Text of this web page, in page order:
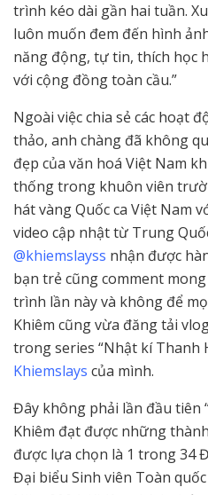
trình kéo dài gần hai tuần.
luôn muốn đem đến hình
năng động, tự tin, thích học
với cộng đồng toàn cầu.”
Ngoài việc chia sẻ các hoạt
thảo, anh chàng đã không
đẹp của văn hoá Việt Nam
thống trong khuôn viên
hát vàng Quốc ca Việt Nam
video cập nhật từ Trung
@khiemslayss nhận được
bạn trẻ cũng comment
trình lần này và không để
Khiêm cũng vừa đăng tải
trong series “Nhật kí Thanh
Khiemslays của mình.
Đây không phải lần đầu tiên
Khiêm đạt được những
được lựa chọn là 1 trong 34
Đại biểu Sinh viên Toàn